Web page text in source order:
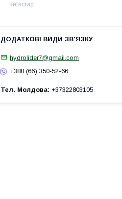
Київстар
hydrolider7@gmail.com
+380 (66) 350-52-66
Тел. Молдова +37322803105